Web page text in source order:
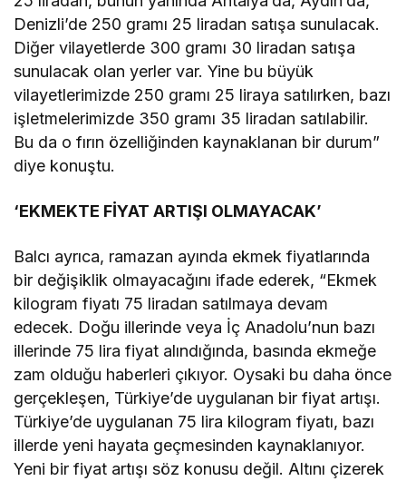
Denizli’de 250 gramı 25 liradan satışa sunulacak.
Diğer vilayetlerde 300 gramı 30 liradan satışa
sunulacak olan yerler var. Yine bu büyük
vilayetlerimizde 250 gramı 25 liraya satılırken, bazı
işletmelerimizde 350 gramı 35 liradan satılabilir.
Bu da o fırın özelliğinden kaynaklanan bir durum”
diye konuştu.
‘EKMEKTE FİYAT ARTIŞI OLMAYACAK’
Balcı ayrıca, ramazan ayında ekmek fiyatlarında
bir değişiklik olmayacağını ifade ederek, “Ekmek
kilogram fiyatı 75 liradan satılmaya devam
edecek. Doğu illerinde veya İç Anadolu’nun bazı
illerinde 75 lira fiyat alındığında, basında ekmeğe
zam olduğu haberleri çıkıyor. Oysaki bu daha önce
gerçekleşen, Türkiye’de uygulanan bir fiyat artışı.
Türkiye’de uygulanan 75 lira kilogram fiyatı, bazı
illerde yeni hayata geçmesinden kaynaklanıyor.
Yeni bir fiyat artışı söz konusu değil. Altını çizerek